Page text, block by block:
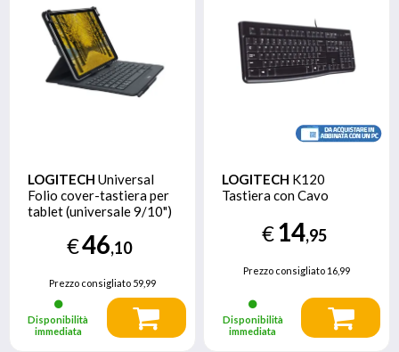
LOGITECH Universal
Folio cover-tastiera per
tablet (universale 9/10")
€46,10
Prezzo consigliato59,99
Disponibilità
immediata
LOGITECH K120
Tastiera con Cavo
€14,95
Prezzo consigliato 16,99
Disponibilità
immediata